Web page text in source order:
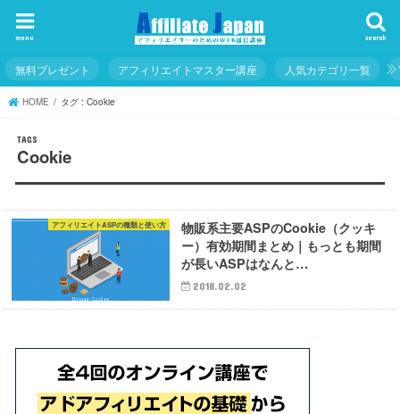
search
menu
無料プレゼント アフィリエイトマスター講座 人気カテゴリ一覧
HOME タグ : Cookie
Cookie
アフィリエイトASPの種類と使い方
物販系主要ASPのCookie（クッキ
ー）有効期間まとめ｜もっとも期間
が長いASPはなんと…
2018.02.02